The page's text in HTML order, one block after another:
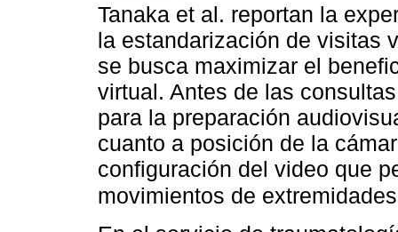
Tanaka et al. reportan la
la estandarización de visitas
se busca maximizar el
virtual. Antes de las
para la preparación
cuanto a posición de la
configuración del video que
movimientos de